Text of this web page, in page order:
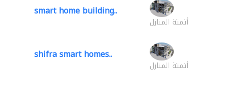
smart home building..
أتمتة المنازل
shifra smart homes..
أتمتة المنازل